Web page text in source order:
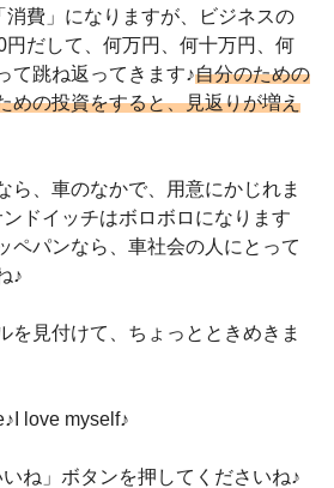
消費」になりますが、ビジネスの
だして、何万円、何十万円、何
て跳ね返ってきます♪自分のための
めの投資をすると、見返りが増え
ら、車のなかで、用意にかじれま
ドイッチはボロボロになります
ペパンなら、車社会の人にとって
♪
を見付けて、ちょっとときめきま
love myself♪
ね」ボタンを押してくださいね♪